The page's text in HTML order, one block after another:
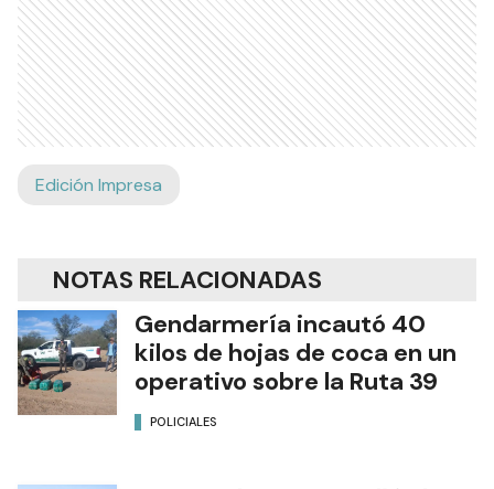
Edición Impresa
NOTAS RELACIONADAS
Gendarmería incautó 40
kilos de hojas de coca en un
operativo sobre la Ruta 39
POLICIALES